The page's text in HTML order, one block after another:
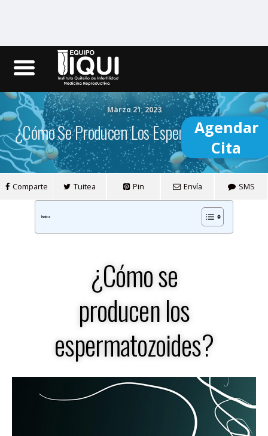
Iqui.ec
Marzo 21, 2023
¿Cómo Se Producen Los Espermatozoides?
Comparte Tuitea Pin Envía SMS
Índice
¿Cómo se
producen los
espermatozoides?
Agendar
Cita